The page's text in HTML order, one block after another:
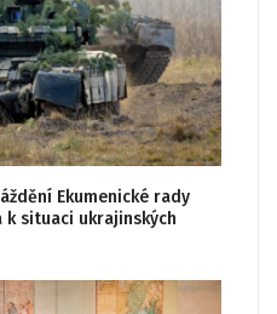
Ekumenické rady
k situaci ukrajinských